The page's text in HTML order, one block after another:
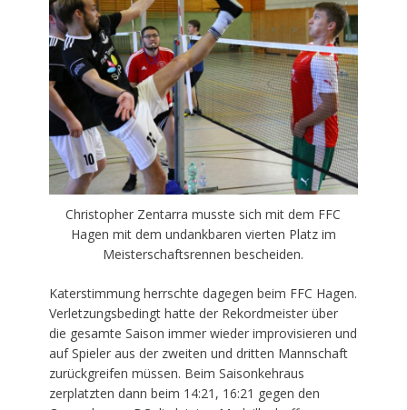
Christopher Zentarra musste sich mit dem FFC
Hagen mit dem undankbaren vierten Platz im
Meisterschaftsrennen bescheiden.
Katerstimmung herrschte dagegen beim FFC Hagen.
Verletzungsbedingt hatte der Rekordmeister über
die gesamte Saison immer wieder improvisieren und
auf Spieler aus der zweiten und dritten Mannschaft
zurückgreifen müssen. Beim Saisonkehraus
zerplatzten dann beim 14:21, 16:21 gegen den